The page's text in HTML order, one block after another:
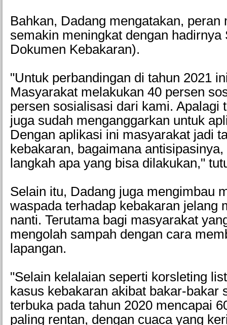
Bahkan, Dadang mengatakan, peran
semakin meningkat dengan hadirnya
Dokumen Kebakaran).
"Untuk perbandingan di tahun 2021
Masyarakat melakukan 40 persen
persen sosialisasi dari kami. Apalagi
juga sudah menganggarkan untuk
Dengan aplikasi ini masyarakat jadi
kebakaran, bagaimana
langkah apa yang bisa dilakukan,"
Selain itu, Dadang juga mengimbau
waspada terhadap kebakaran jelang
nanti. Terutama bagi masyarakat
mengolah sampah dengan cara
lapangan.
"Selain kelalaian seperti korsleting
kasus kebakaran akibat bakar-bakar
terbuka pada tahun 2020 mencapai
paling rentan, dengan cuaca yang